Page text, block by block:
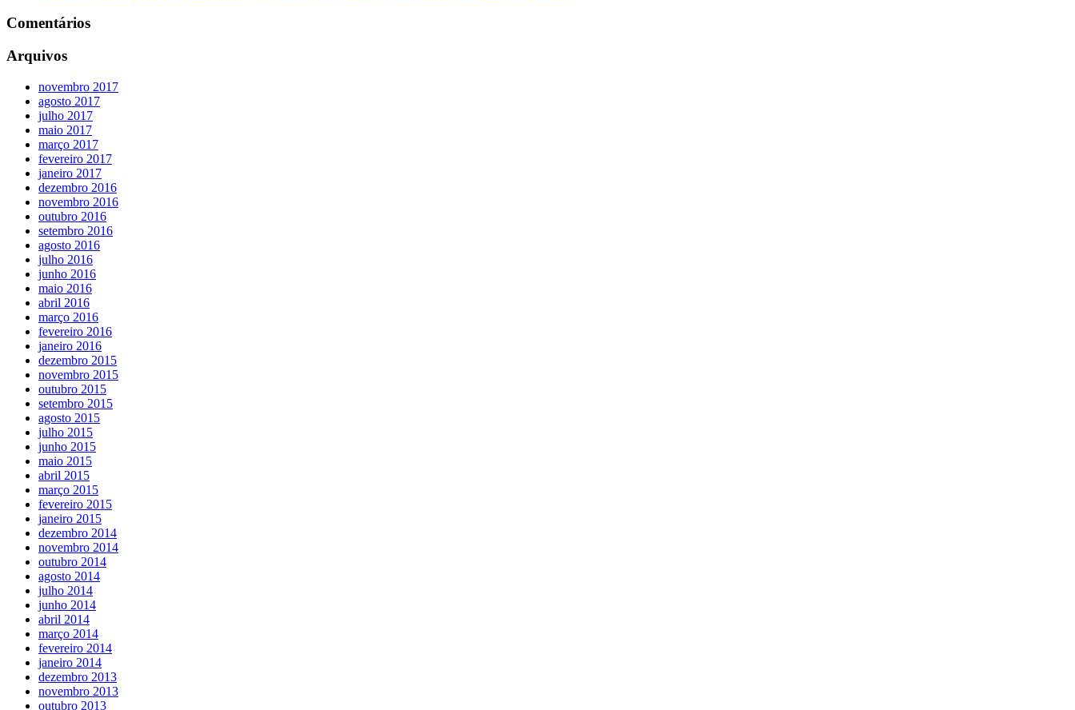
Comentários
Arquivos
novembro 2017
agosto 2017
julho 2017
maio 2017
março 2017
fevereiro 2017
janeiro 2017
dezembro 2016
novembro 2016
outubro 2016
setembro 2016
agosto 2016
julho 2016
junho 2016
maio 2016
abril 2016
março 2016
fevereiro 2016
janeiro 2016
dezembro 2015
novembro 2015
outubro 2015
setembro 2015
agosto 2015
julho 2015
junho 2015
maio 2015
abril 2015
março 2015
fevereiro 2015
janeiro 2015
dezembro 2014
novembro 2014
outubro 2014
agosto 2014
julho 2014
junho 2014
abril 2014
março 2014
fevereiro 2014
janeiro 2014
dezembro 2013
novembro 2013
outubro 2013